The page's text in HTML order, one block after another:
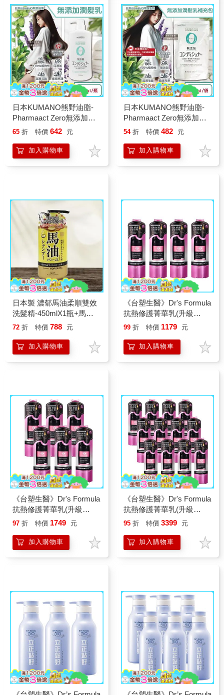
日本KUMANO熊野油脂-
Pharmaact Zero無添加潤
髮乳600ml/瓶(植物性溫和
髮素/光澤柔順潤髮精華/不
含香料色素防腐劑)
65 折 特價 642 元
加入購物車
日本KUMANO熊野油脂-
Pharmaact Zero無添加潤
髮乳補充包450ml/袋(植物
護髮素/光澤柔順潤髮精
華/0香料色素防腐劑)
54 折 特價 482 元
加入購物車
日本製 濃郁馬油柔順雙效
洗髮精-450mlX1瓶+馬油
潤髮乳-450mlX1瓶
72 折 特價 788 元
加入購物車
《台塑生醫》Dr's Formula
抗熱修護菁華乳(升級
版)150gx4入
99 折 特價 1179 元
加入購物車
《台塑生醫》Dr's Formula
抗熱修護菁華乳(升級
版)150gx6入
97 折 特價 1749 元
加入購物車
《台塑生醫》Dr's Formula
抗熱修護菁華乳(升級
版)150gx12入
95 折 特價 3399 元
加入購物車